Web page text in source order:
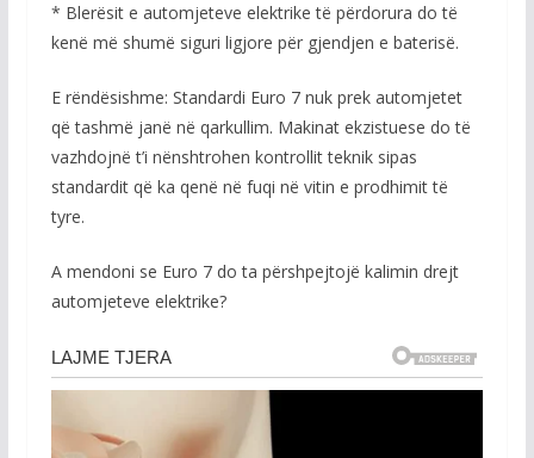
* Blerësit e automjeteve elektrike të përdorura do të
kenë më shumë siguri ligjore për gjendjen e baterisë.
E rëndësishme: Standardi Euro 7 nuk prek automjetet
që tashmë janë në qarkullim. Makinat ekzistuese do të
vazhdojnë t’i nënshtrohen kontrollit teknik sipas
standardit që ka qenë në fuqi në vitin e prodhimit të
tyre.
A mendoni se Euro 7 do ta përshpejtojë kalimin drejt
automjeteve elektrike?